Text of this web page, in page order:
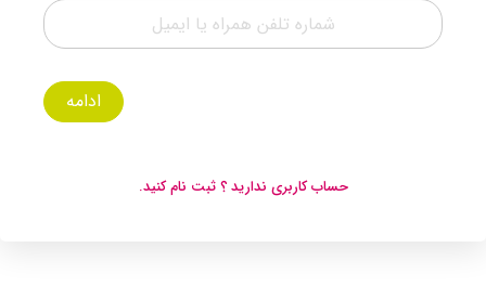
ادامه
حساب کاربری ندارید ؟ ثبت نام کنید.